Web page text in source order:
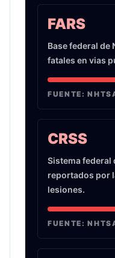
FARS
Base federal de
fatales en vias
FUENTE:
CRSS
Sistema federal
reportados por
lesiones.
FUENTE: